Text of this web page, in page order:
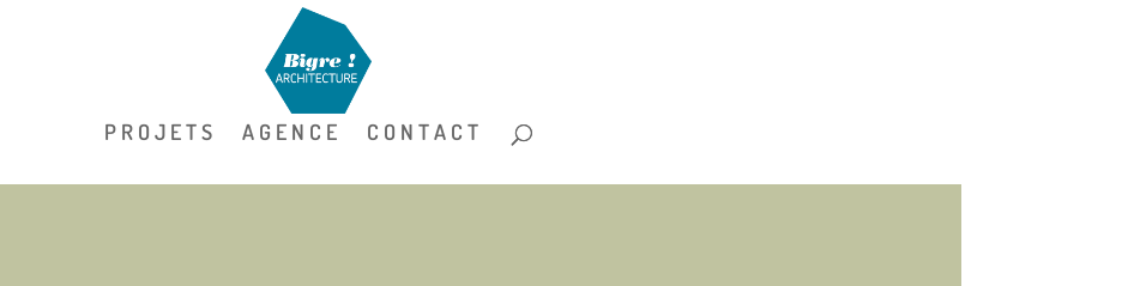
P R O J E T S A G E N C E C O N T A C T